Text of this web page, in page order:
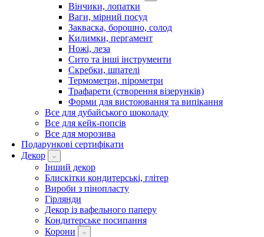
Вінчики, лопатки
Ваги, мірний посуд
Закваска, борошно, солод
Килимки, пергамент
Ножі, леза
Сито та інші інструменти
Скребки, шпателі
Термометри, пірометри
Трафарети (створення візерунків)
Форми для вистоювання та випікання
Все для дубайського шоколаду
Все для кейк-попсів
Все для морозива
Подарункові сертифікати
Декор
Інший декор
Блискітки кондитерські, глітер
Вироби з пінопласту
Гірлянди
Декор із вафельного паперу
Кондитерське посипання
Корони